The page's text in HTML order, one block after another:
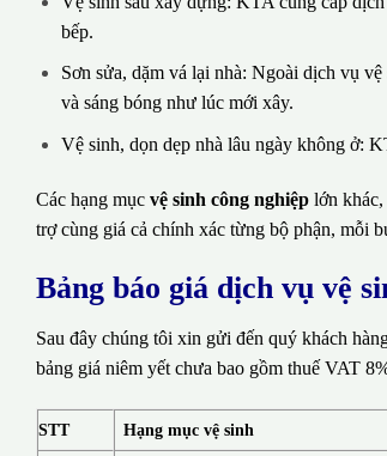
bếp.
Sơn sửa, dặm vá lại nhà: Ngoài dịch vụ
và sáng bóng như lúc mới xây.
Vệ sinh, dọn dẹp nhà lâu ngày không ở:
Các hạng mục vệ sinh công nghiệp lớn
trợ cùng giá cả chính xác từng bộ phận, mỗi
Bảng báo giá dịch vụ vệ
Sau đây chúng tôi xin gửi đến quý khách
bảng giá niêm yết chưa bao gồm thuế VAT
STT Hạng mục vệ sinh